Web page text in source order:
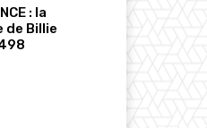
: la
de Billie